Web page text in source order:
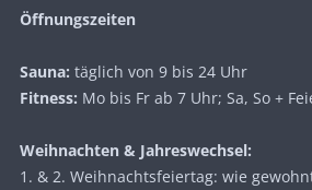
Öffnungszeiten
Sauna: täglich von 9 bis 24 Uhr
Fitness: Mo bis Fr ab 7 Uhr; Sa, So +
Weihnachten & Jahreswechsel:
1. & 2. Weihnachtsfeiertag: wie